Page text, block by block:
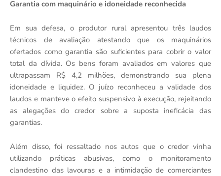
Garantia com maquinário e idoneidade reconhecida
Em sua defesa, o produtor rural apresentou três laudos
técnicos de avaliação atestando que os maquinários
ofertados como garantia são suficientes para cobrir o valor
total da dívida. Os bens foram avaliados em valores que
ultrapassam R$ 4,2 milhões, demonstrando sua plena
idoneidade e liquidez. O juízo reconheceu a validade dos
laudos e manteve o efeito suspensivo à execução, rejeitando
as alegações do credor sobre a suposta ineficácia das
garantias.
Além disso, foi ressaltado nos autos que o credor vinha
utilizando práticas abusivas, como o monitoramento
clandestino das lavouras e a intimidação de comerciantes